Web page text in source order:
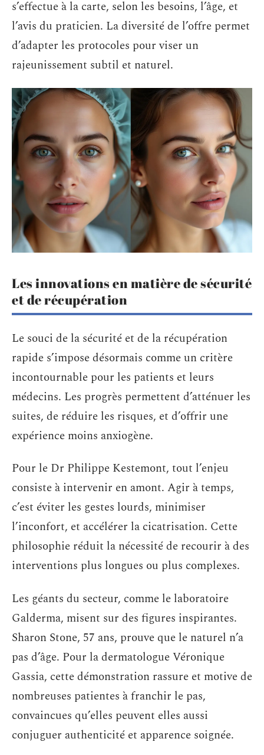
s’effectue à la carte, selon les besoins, l’âge, et
l’avis du praticien. La diversité de l’offre permet
d’adapter les protocoles pour viser un
rajeunissement subtil et naturel.
Les innovations en matière de sécurité
et de récupération
Le souci de la sécurité et de la récupération
rapide s’impose désormais comme un critère
incontournable pour les patients et leurs
médecins. Les progrès permettent d’atténuer les
suites, de réduire les risques, et d’offrir une
expérience moins anxiogène.
Pour le Dr Philippe Kestemont, tout l’enjeu
consiste à intervenir en amont. Agir à temps,
c’est éviter les gestes lourds, minimiser
l’inconfort, et accélérer la cicatrisation. Cette
philosophie réduit la nécessité de recourir à des
interventions plus longues ou plus complexes.
Les géants du secteur, comme le laboratoire
Galderma, misent sur des figures inspirantes.
Sharon Stone, 57 ans, prouve que le naturel n’a
pas d’âge. Pour la dermatologue Véronique
Gassia, cette démonstration rassure et motive de
nombreuses patientes à franchir le pas,
convaincues qu’elles peuvent elles aussi
conjuguer authenticité et apparence soignée.